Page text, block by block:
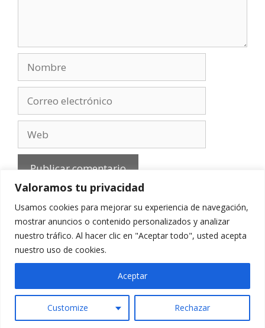
Valoramos tu privacidad
Usamos cookies para mejorar su experiencia de navegación,
mostrar anuncios o contenido personalizados y analizar
nuestro tráfico. Al hacer clic en "Aceptar todo", usted acepta
nuestro uso de cookies.
Customize Rechazar
Aceptar
electrónico
Aviso Legal-Política de privacidad
Contacto
© 2010 - 2026 mirefranero.com